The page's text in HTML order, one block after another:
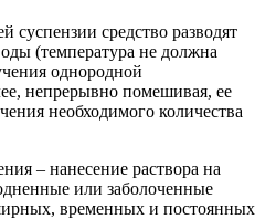
суспензии средство разводят
(температура не должна
однородной
непрерывно помешивая, ее
необходимого количества
– нанесение раствора на
или заболоченные
временных и постоянных